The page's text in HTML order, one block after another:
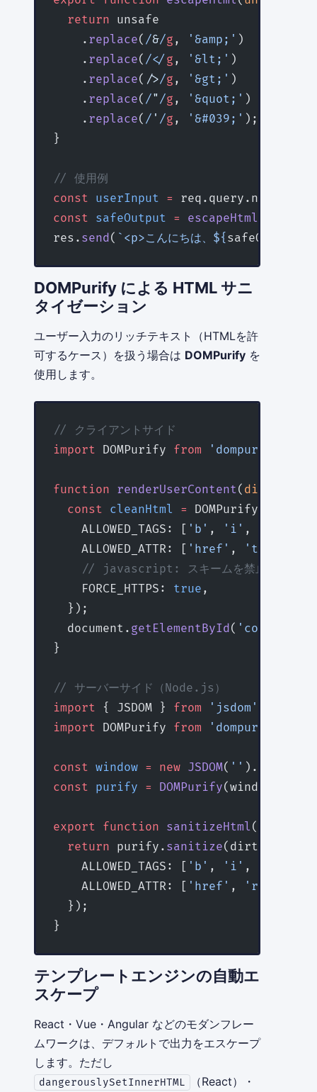
  return
unsafe
    .
replace( /&/g , '&amp;' )
    .
replace( /</ g , '&lt;' )
    .
replace( />/g , '&gt;' )
    .
replace( /" /g , '&quot;' )
    .
replace( / ' /g , '&#039;' );
}
// 使用例
const userInput = req.query.name
const safeOutput = escapeHtml
res. send( `<p>こんにちは、${ safeOutput
DOMPurify による HTML サニ
タイゼーション
ユーザー入力のリッチテキスト（HTMLを許
可するケース）を扱う場合は DOMPurify を
使用します。
// クライアントサイド
import DOMPurify from 'dompurify'
function renderUserContent( dirtyHtml
  const
cleanHtml = DOMPurify.
    ALLOWED_TAGS: [
'b' , 'i' ,
    ALLOWED_ATTR: [
'href' , 'title'
    // javascript: スキームを禁止
    FORCE_HTTPS:
true ,
  });
  document.
getElementById( 'content'
}
// サーバーサイド（Node.js）
import { JSDOM } from 'jsdom'
import DOMPurify from 'dompurify'
const window = new JSDOM( '' ).window;
const purify = DOMPurify(window
export function sanitizeHtml (
  return
purify. sanitize(dirty, {
    ALLOWED_TAGS: [
'b' , 'i' ,
    ALLOWED_ATTR: [
'href' , 'rel'
  });
}
テンプレートエンジンの自動エ
スケープ
React・Vue・Angular などのモダンフレー
ムワークは、デフォルトで出力をエスケープ
します。ただし
dangerouslySetInnerHTML （React）・